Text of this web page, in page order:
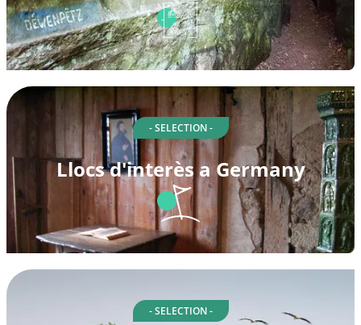
- SELECTION -
Llocs d'interès a Germany
- SELECTION -